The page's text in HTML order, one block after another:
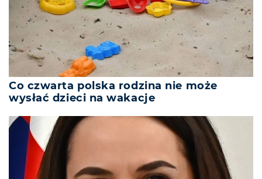
Co czwarta polska rodzina nie może
wysłać dzieci na wakacje